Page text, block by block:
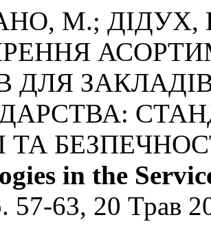
М.; ДІДУХ,
ДЛЯ
ТА
in the
57-63, 20 Трав